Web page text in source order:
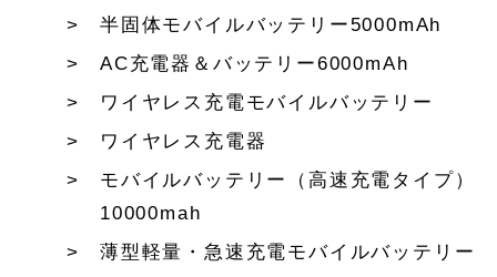
半固体モバイルバッテリー5000mAh
AC充電器＆バッテリー6000mAh
ワイヤレス充電モバイルバッテリー
ワイヤレス充電器
モバイルバッテリー（高速充電タイプ）
10000mah
薄型軽量・急速充電モバイルバッテリー